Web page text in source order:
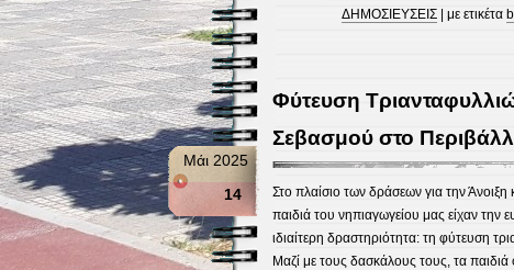
ΔΗΜΟΣΙΕΥΣΕΙΣ| με ετικέτα
Φύτευση
Σεβασμού στο
Μάι 2025
14
Στο πλαίσιο των δράσεων για την
παιδιά του νηπιαγωγείου μας είχαν την
ιδιαίτερη δραστηριότητα: τη φύτευση
Μαζί με τους δασκάλους τους, τα